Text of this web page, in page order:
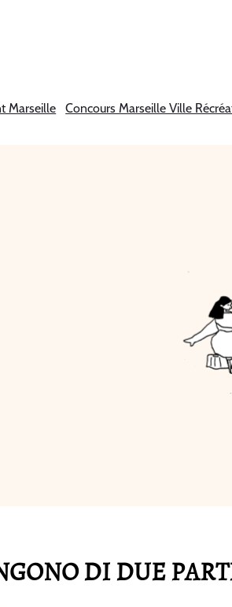
Marseille Concours Marseille Ville
DI DUE